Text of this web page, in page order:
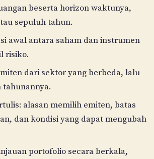
beserta horizon waktunya,
sepuluh tahun.
awal antara saham dan instrumen
risiko.
dari sektor yang berbeda, lalu
alasan memilih emiten, batas
dan kondisi yang dapat mengubah
portofolio secara berkala,